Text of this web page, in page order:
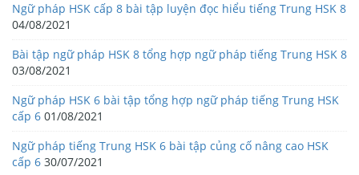
Ngữ pháp HSK cấp 8 bài tập luyện đọc hiểu tiếng Trung HSK 8
04/08/2021
Bài tập ngữ pháp HSK 8 tổng hợp ngữ pháp tiếng Trung HSK 8
03/08/2021
Ngữ pháp HSK 6 bài tập tổng hợp ngữ pháp tiếng Trung HSK
cấp 6 01/08/2021
Ngữ pháp tiếng Trung HSK 6 bài tập củng cố nâng cao HSK
cấp 6 30/07/2021